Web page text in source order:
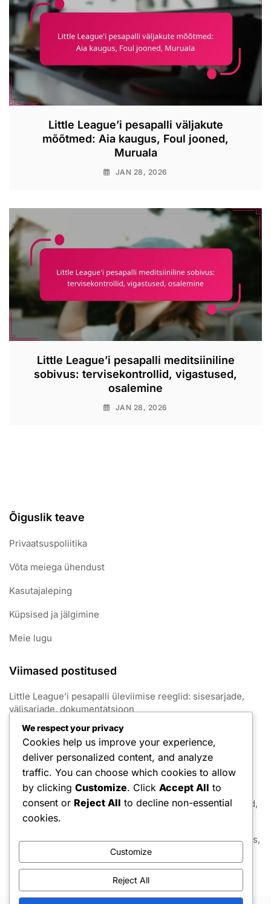
Little League’i pesapalli väljakute
mõõtmed: Aia kaugus, Foul jooned,
Muruala
JAN 28, 2026
Little League’i pesapalli meditsiiniline
sobivus: tervisekontrollid, vigastused,
osalemine
JAN 28, 2026
Õiguslik teave
Privaatsuspoliitika
Võta meiega ühendust
Kasutajaleping
Küpsised ja jälgimine
Meie lugu
Viimased postitused
Little League’i pesapalli üleviimise reeglid: sisesarjade,
välisarjade, dokumentatsioon
Little League’i pesapalli ajapiirangute reeglid: Mängu
kestus, inningute piirangud, viivitused
Little League’i pesapalli koduplaadi spetsifikatsioonid:
mõõtmed, materjalid, paigutus
Little League’i pesapalli skoorimise reeglid: Punktid, Vead,
Skoreerimismängud
Little League’i pesapalli väljakute hooldusreeglid: Hooldus,
We respect your privacy
Cookies help us improve your experience,
deliver personalized content, and analyze
traffic. You can choose which cookies to allow
by clicking Customize. Click Accept All to
consent or Reject All to decline non-essential
cookies.
Customize
Reject All